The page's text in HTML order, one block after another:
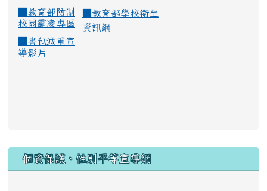
教育部防制
校園霸凌專區
教育部學校衛生
資訊網
書包減重宣
導影片
個資保護、性別平等宣導網